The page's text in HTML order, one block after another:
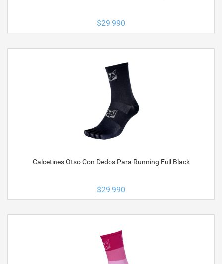
$29.990
Calcetines Otso Con Dedos Para Running Full Black
$29.990